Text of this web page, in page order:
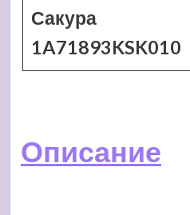
Сакура
1A71893KSK010
Описание